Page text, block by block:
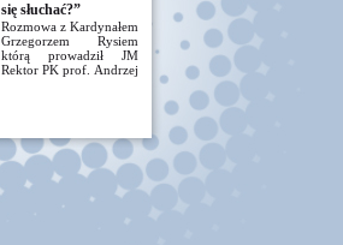
się słuchać?”
Rozmowa z Kardynałem
Grzegorzem Rysiem
którą prowadził JM
Rektor PK prof. Andrzej